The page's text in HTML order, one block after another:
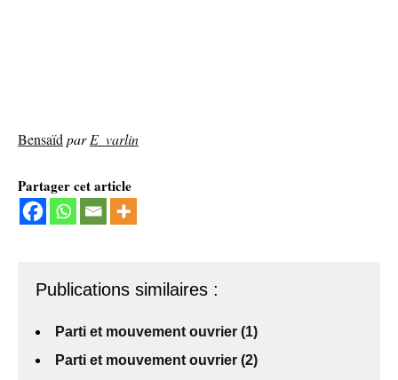
Bensaïd parE_varlin
Partager cet article
Publications similaires :
Parti et mouvement ouvrier (1)
Parti et mouvement ouvrier (2)